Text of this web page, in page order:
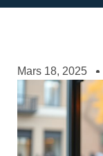
Mars 18, 2025